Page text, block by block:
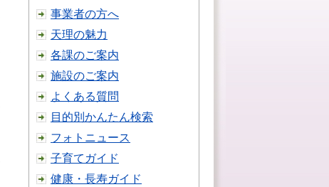
事業者の方へ
天理の魅力
各課のご案内
施設のご案内
よくある質問
目的別かんたん検索
フォトニュース
子育てガイド
健康・長寿ガイド